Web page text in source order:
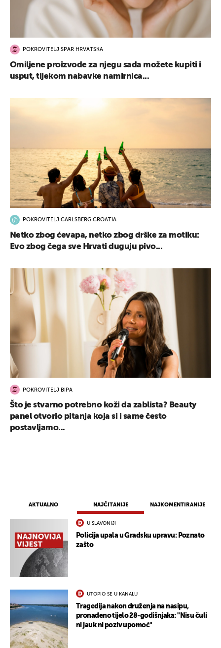
AKTUALNO NAJČITANIJE NAJKOMENTIRANIJE
U SLAVONIJI
Policija upala u Gradsku upravu: Poznato
zašto
UTOPIO SE U KANALU
Tragedija nakon druženja na nasipu,
pronađeno tijelo 28-godišnjaka: "Nisu čuli
ni jauk ni poziv upomoć"
POKROVITELJ SPAR HRVATSKA
Omiljene proizvode za njegu sada možete kupiti i
usput, tijekom nabavke namirnica...
POKROVITELJ CARLSBERG CROATIA
Netko zbog ćevapa, netko zbog drške za motiku:
Evo zbog čega sve Hrvati duguju pivo...
POKROVITELJ BIPA
Što je stvarno potrebno koži da zablista? Beauty
panel otvorio pitanja koja si i same često
postavljamo...